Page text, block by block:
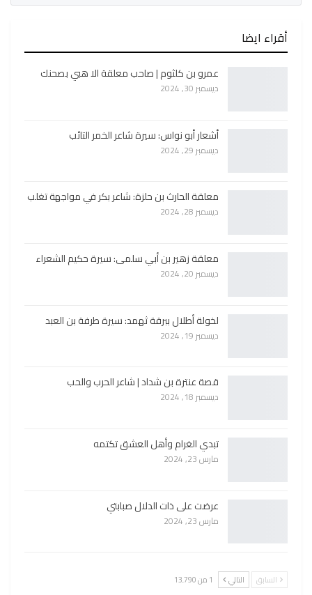
أقراء ايضا
عمرو بن كلثوم | صاحب معلقة الا هبي بصحنك
ديسمبر 30, 2024
أشعار أبو نواس: سيرة شاعر الخمر التائب
ديسمبر 29, 2024
معلقة الحارث بن حلزة: شاعر بكر في مواجهة تغلب
ديسمبر 28, 2024
معلقة زهير بن أبي سلمى: سيرة حكيم الشعراء
ديسمبر 20, 2024
لخولة أطلال ببرقة ثهمد: سيرة طرفة بن العبد
ديسمبر 19, 2024
قصة عنترة بن شداد | شاعر الحرب والحب
ديسمبر 18, 2024
تبدي الغرام وأهل العشق تكتمه
مارس 23, 2024
عرضت على ذات الدلال صبابتي
مارس 23, 2024
السابق التالي 1 من 13٬790